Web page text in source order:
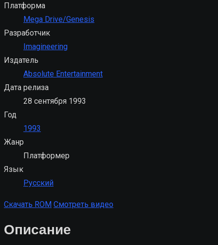
Платформа
Mega Drive/Genesis
Разработчик
Imagineering
Издатель
Absolute Entertainment
Дата релиза
28 сентября 1993
Год
1993
Жанр
Платформер
Язык
Русский
Скачать ROM Смотреть видео
Описание